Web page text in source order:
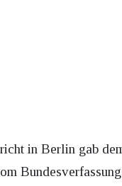
in Berlin gab